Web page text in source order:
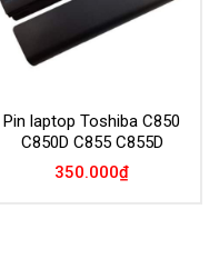
Pin laptop Toshiba C850
C850D C855 C855D
350.000₫